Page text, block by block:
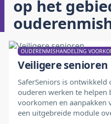
op het
OUDERENMISHANDELING
Veiligere senioren
SaferSeniors is
ouderen werken te helpen
voorkomen en aanpakken
een uitgebreide module